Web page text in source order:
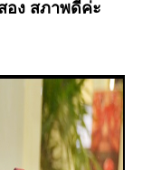
อง สภาพดีค่ะ